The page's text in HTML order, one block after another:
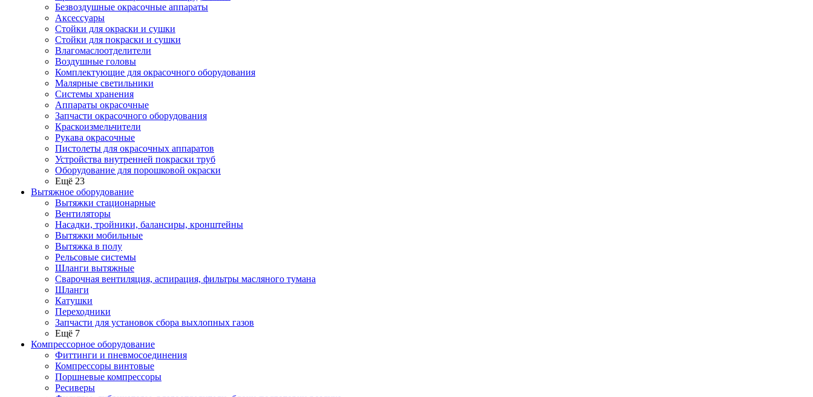
Безвоздушные окрасочные аппараты
Аксессуары
Стойки для окраски и сушки
Стойки для покраски и сушки
Влагомаслоотделители
Воздушные головы
Комплектующие для окрасочного оборудования
Малярные светильники
Системы хранения
Аппараты окрасочные
Запчасти окрасочного оборудования
Краскоизмельчители
Рукава окрасочные
Пистолеты для окрасочных аппаратов
Устройства внутренней покраски труб
Оборудование для порошковой окраски
Ещё 23
Вытяжное оборудование
Вытяжки стационарные
Вентиляторы
Насадки, тройники, балансиры, кронштейны
Вытяжки мобильные
Вытяжка в полу
Рельсовые системы
Шланги вытяжные
Сварочная вентиляция, аспирация, фильтры масляного тумана
Шланги
Катушки
Переходники
Запчасти для установок сбора выхлопных газов
Ещё 7
Компрессорное оборудование
Фиттинги и пневмосоединения
Компрессоры винтовые
Поршневые компрессоры
Ресиверы